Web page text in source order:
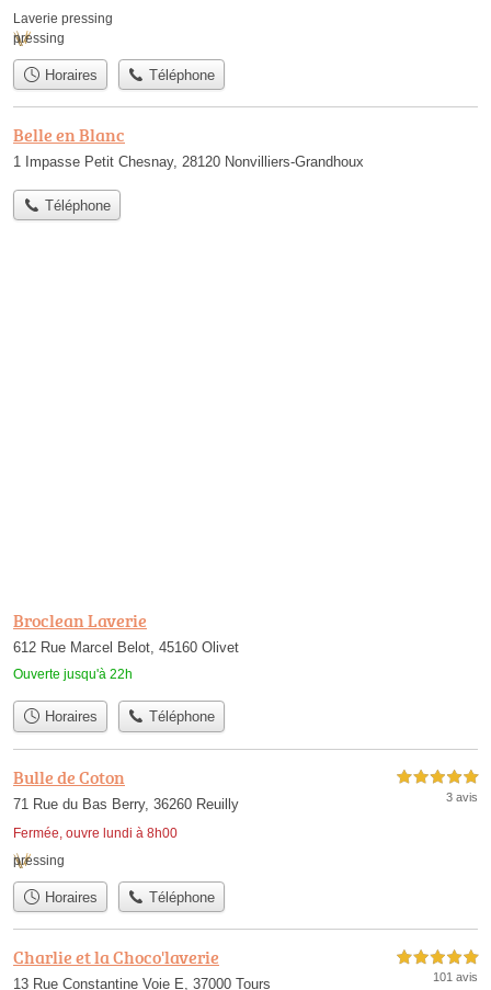
Laverie pressing
pressing
Horaires Téléphone
Belle en Blanc
1 Impasse Petit Chesnay, 28120 Nonvilliers-Grandhoux
Téléphone
Broclean Laverie
612 Rue Marcel Belot, 45160 Olivet
Ouverte jusqu'à 22h
Horaires Téléphone
Bulle de Coton
71 Rue du Bas Berry, 36260 Reuilly
Fermée, ouvre lundi à 8h00
5,0 étoiles sur 5
3 avis
pressing
Horaires Téléphone
Charlie et la Choco'laverie
13 Rue Constantine Voie E, 37000 Tours
5,0 étoiles sur 5
101 avis